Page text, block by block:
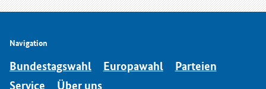
Navigation
Bundestagswahl Europawahl
Parteien
Service
Über uns